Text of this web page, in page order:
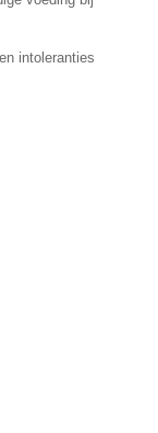
intoleranties